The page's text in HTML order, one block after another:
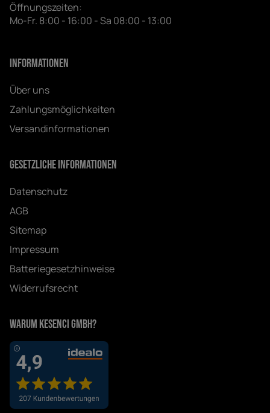
Öffnungszeiten:
Mo-Fr. 8:00 - 16:00 - Sa 08:00 - 13:00
Informationen
Über uns
Zahlungsmöglichkeiten
Versandinformationen
Gesetzliche Informationen
Datenschutz
AGB
Sitemap
Impressum
Batteriegesetzhinweise
Widerrufsrecht
Warum Kesenci GmbH?